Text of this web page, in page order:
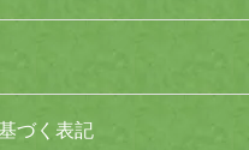
づく表記